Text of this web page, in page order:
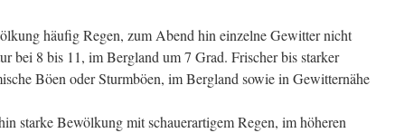
häufig Regen, zum Abend hin einzelne Gewitter nicht
bei 8 bis 11, im Bergland um 7 Grad. Frischer bis starker
Böen oder Sturmböen, im Bergland sowie in Gewitternähe
starke Bewölkung mit schauerartigem Regen, im höheren